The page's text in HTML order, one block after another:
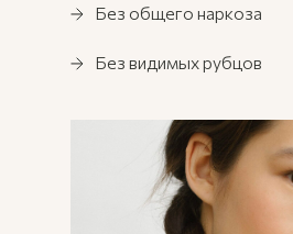
Без общего наркоза
Без видимых рубцов